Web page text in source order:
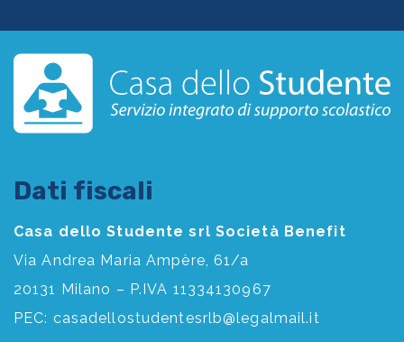
Dati fiscali
Casa dello Studente srl Società Benefit
Via Andrea Maria Ampère, 61/a
20131 Milano – P.IVA 11334130967
PEC: casadellostudentesrlb@legalmail.it